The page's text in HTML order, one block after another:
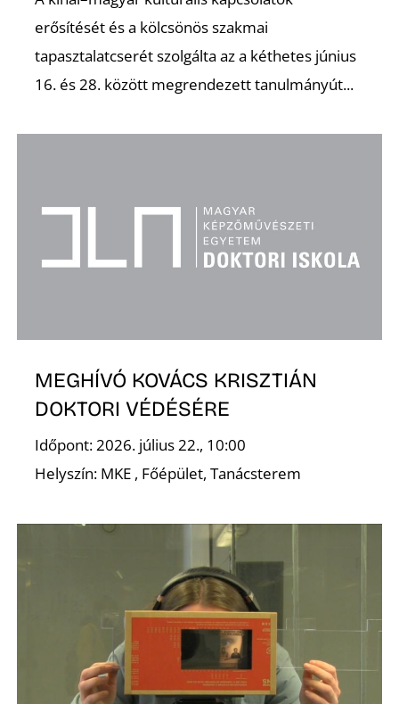
erősítését és a kölcsönös szakmai
tapasztalatcserét szolgálta az a kéthetes június
16. és 28. között megrendezett tanulmányút...
MEGHÍVÓ KOVÁCS KRISZTIÁN
DOKTORI VÉDÉSÉRE
Időpont: 2026. július 22., 10:00
Helyszín: MKE , Főépület, Tanácsterem